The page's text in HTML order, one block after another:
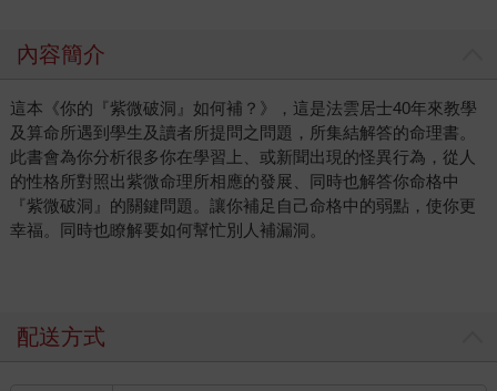
內容簡介
這本《你的『紫微破洞』如何補？》，這是法雲居士40年來教學
及算命所遇到學生及讀者所提問之問題，所集結解答的命理書。
此書會為你分析很多你在學習上、或新聞出現的怪異行為，從人
的性格所對照出紫微命理所相應的發展、同時也解答你命格中
『紫微破洞』的關鍵問題。讓你補足自己命格中的弱點，使你更
幸福。同時也瞭解要如何幫忙別人補漏洞。
配送方式